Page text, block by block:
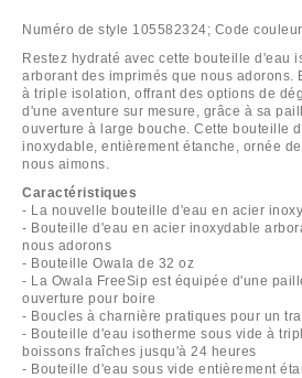
Numéro de style 105582324; Code
Restez hydraté avec cette bouteille d'eau
arborant des imprimés que nous adorons.
à triple isolation, offrant des options de
d'une aventure sur mesure, grâce à sa
ouverture à large bouche. Cette bouteille
inoxydable, entièrement étanche, ornée
nous aimons.
Caractéristiques
- La nouvelle bouteille d'eau en acier
- Bouteille d'eau en acier inoxydable
nous adorons
- Bouteille Owala de 32 oz
- La Owala FreeSip est équipée d'une
ouverture pour boire
- Boucles à charnière pratiques pour un
- Bouteille d'eau isotherme sous vide à
boissons fraîches jusqu'à 24 heures
- Bouteille d'eau sous vide entièrement